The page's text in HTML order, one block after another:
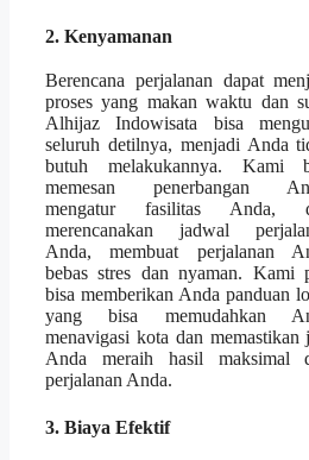
2. Kenyamanan
Berencana perjalanan dapat
proses yang makan waktu dan
Alhijaz Indowisata bisa
seluruh detilnya, menjadi Anda
butuh melakukannya. Kami
memesan penerbangan
mengatur fasilitas Anda,
merencanakan jadwal
Anda, membuat perjalanan
bebas stres dan nyaman. Kami
bisa memberikan Anda panduan
yang bisa memudahkan
menavigasi kota dan memastikan
Anda meraih hasil maksimal
perjalanan Anda.
3. Biaya Efektif